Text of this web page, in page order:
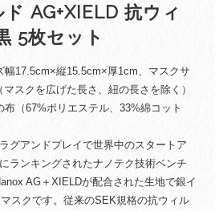
AG+XIELD 抗ウィ
5枚セット
幅17.5cm×縦15.5cm×厚1cm、マスクサ
スクを広げた長さ、紐の長さを除く）
（67%ポリエステル、33%綿コット
グアンドプレイで世界中のスタートア
ランキングされたナノテク技術ベンチ
AG＋XIELDが配合された生地で銀イ
スクです。従来のSEK規格の抗ウィル